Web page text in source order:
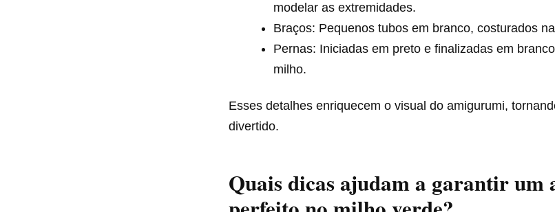
modelar as extremidades.
Braços: Pequenos tubos em branco, costurados
Pernas: Iniciadas em preto e finalizadas em
milho.
Esses detalhes enriquecem o visual do amigurumi,
divertido.
Quais dicas ajudam a garantir um